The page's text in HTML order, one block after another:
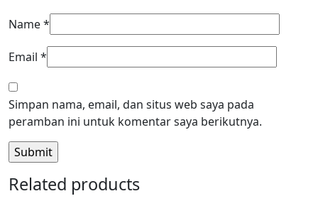
Name*
Email *
Simpan nama, email, dan situs web saya pada
peramban ini untuk komentar saya berikutnya.
Related products